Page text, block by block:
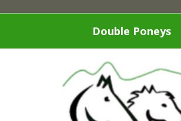
Double Poneys